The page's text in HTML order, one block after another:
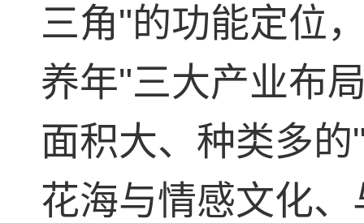
三角"的功能定位
养年"三大产业布
面积大、种类多
花海与情感文化